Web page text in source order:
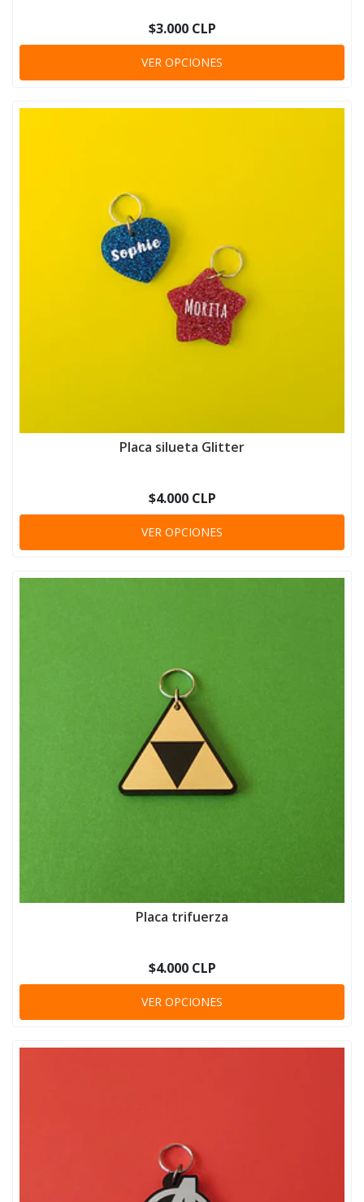
$3.000 CLP
VER OPCIONES
Placa silueta Glitter
$4.000 CLP
VER OPCIONES
Placa trifuerza
$4.000 CLP
VER OPCIONES